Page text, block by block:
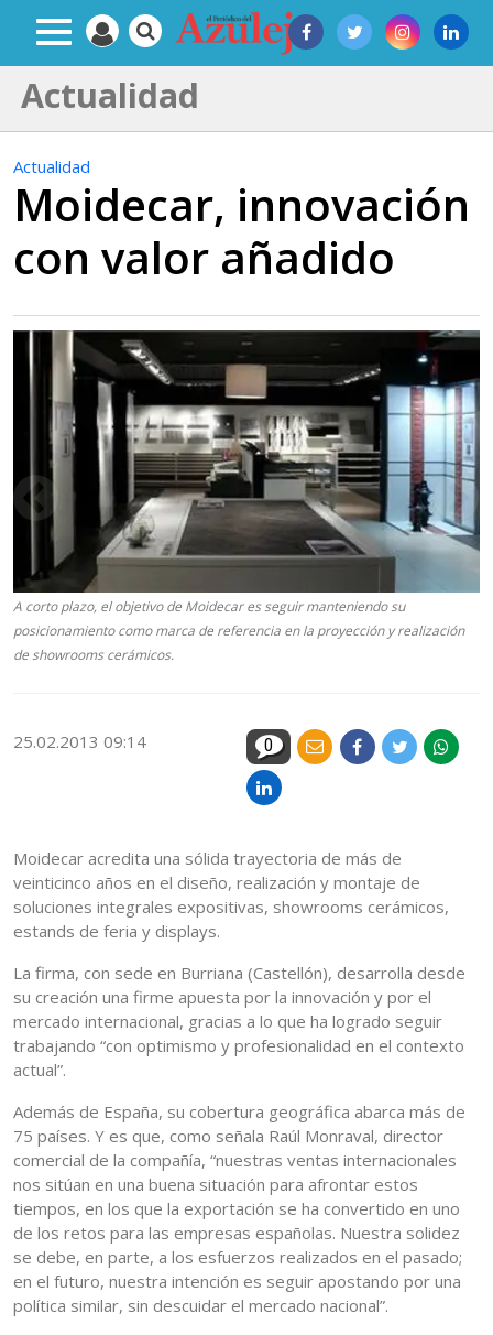
Actualidad
Actualidad
Moidecar, innovación
con valor añadido
A corto plazo, el objetivo de Moidecar es seguir manteniendo su
posicionamiento como marca de referencia en la proyección y realización
de showrooms cerámicos.
25.02.2013 09:14 0
Moidecar acredita una sólida trayectoria de más de
veinticinco años en el diseño, realización y montaje de
soluciones integrales expositivas, showrooms cerámicos,
estands de feria y displays.
La firma, con sede en Burriana (Castellón), desarrolla desde
su creación una firme apuesta por la innovación y por el
mercado internacional, gracias a lo que ha logrado seguir
trabajando “con optimismo y profesionalidad en el contexto
actual”.
Además de España, su cobertura geográfica abarca más de
75 países. Y es que, como señala Raúl Monraval, director
comercial de la compañía, “nuestras ventas internacionales
nos sitúan en una buena situación para afrontar estos
tiempos, en los que la exportación se ha convertido en uno
de los retos para las empresas españolas. Nuestra solidez
se debe, en parte, a los esfuerzos realizados en el pasado;
en el futuro, nuestra intención es seguir apostando por una
política similar, sin descuidar el mercado nacional”.